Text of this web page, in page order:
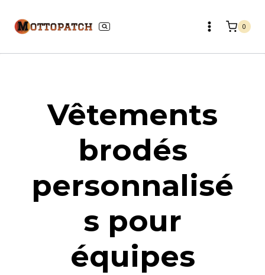
0
Vêtements
brodés
personnalisé
s pour
équipes